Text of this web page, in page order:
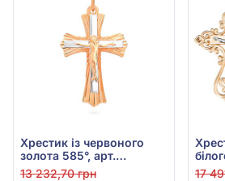
Хрестик із червоного
золота 585°, арт.
505982кб
13 232,70 грн 17